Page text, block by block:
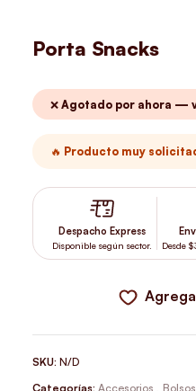
Porta Snacks
❌ Agotado por ahora —
🔥 Producto muy
Despacho Express
Disponible según sector. Desde
SKU:N/D
Categorías: Accesorios